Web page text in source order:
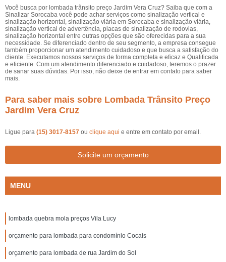
Você busca por lombada trânsito preço Jardim Vera Cruz? Saiba que com a
Sinalizar Sorocaba você pode achar serviços como sinalização vertical e
sinalização horizontal, sinalização viária em Sorocaba e sinalização viária,
sinalização vertical de advertência, placas de sinalização de rodovias,
sinalização horizontal entre outras opções que são oferecidas para a sua
necessidade. Se diferenciado dentro de seu segmento, a empresa consegue
também proporcionar um atendimento cuidadoso e que busca a satisfação do
cliente. Executamos nossos serviços de forma completa e eficaz e Qualificada
e eficiente. Com um atendimento diferenciado e cuidadoso, teremos o prazer
de sanar suas dúvidas. Por isso, não deixe de entrar em contato para saber
mais.
Para saber mais sobre Lombada Trânsito Preço
Jardim Vera Cruz
Ligue para (15) 3017-8157 ou clique aqui e entre em contato por email.
Solicite um orçamento
MENU
lombada quebra mola preços Vila Lucy
orçamento para lombada para condomínio Cocais
orçamento para lombada de rua Jardim do Sol